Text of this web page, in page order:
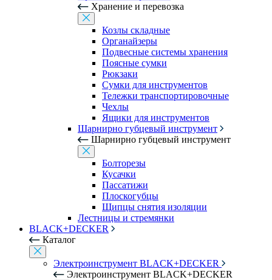
Хранение и перевозка
Козлы складные
Органайзеры
Подвесные системы хранения
Поясные сумки
Рюкзаки
Сумки для инструментов
Тележки транспортировочные
Чехлы
Ящики для инструментов
Шарнирно губцевый инструмент
Шарнирно губцевый инструмент
Болторезы
Кусачки
Пассатижи
Плоскогубцы
Щипцы снятия изоляции
Лестницы и стремянки
BLACK+DECKER
Каталог
Электроинструмент BLACK+DECKER
Электроинструмент BLACK+DECKER